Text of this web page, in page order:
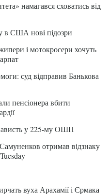
намагався сховатись від
в США нові підозри
і мотокросери хочуть
суд відправив Банькова
пенсіонера вбити
у 225-му ОШП
отримав відзнаку
вуха Арахамії і Єрмака